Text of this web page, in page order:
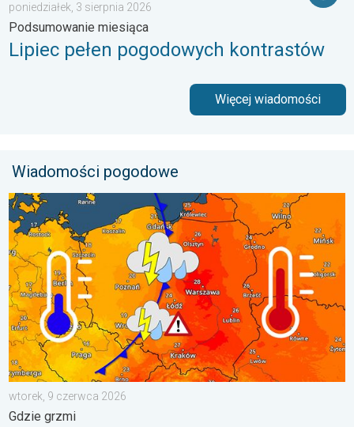
poniedziałek, 3 sierpnia 2026
Podsumowanie miesiąca
Lipiec pełen pogodowych kontrastów
Więcej wiadomości
Wiadomości pogodowe
Duży kontrast termiczny i początek burz. Gdzie grzmi. . .
wtorek, 9 czerwca 2026
Gdzie grzmi